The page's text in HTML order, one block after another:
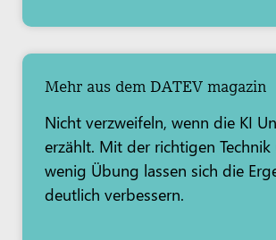
Mehr aus dem DATEV magazin
Nicht verzweifeln, wenn die KI
erzählt. Mit der richtigen
wenig Übung lassen sich die
deutlich verbessern.